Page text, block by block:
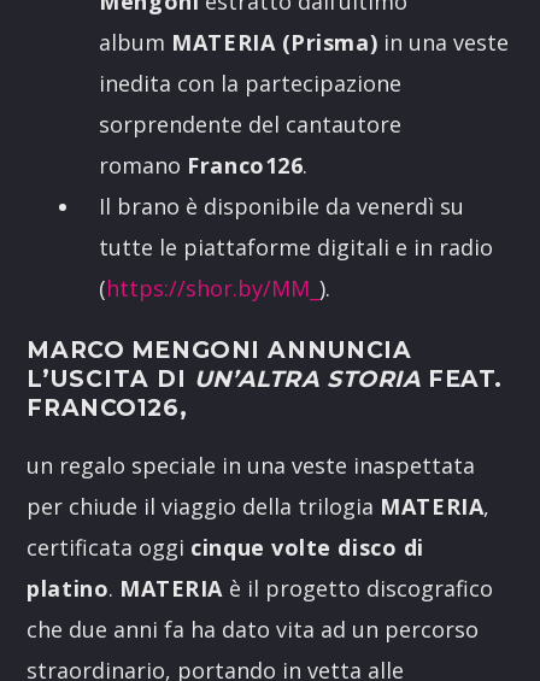
album MATERIA (Prisma) in una veste
inedita con la partecipazione
sorprendente del cantautore
romano Franco126.
Il brano è disponibile da venerdì su
tutte le piattaforme digitali e in radio
(https://shor.by/MM_).
MARCO MENGONI ANNUNCIA
L’USCITA DI UN’ALTRA STORIA FEAT.
FRANCO126,
un regalo speciale in una veste inaspettata
per chiude il viaggio della trilogia MATERIA,
certificata oggi cinque volte disco di
platino. MATERIA è il progetto discografico
che due anni fa ha dato vita ad un percorso
straordinario, portando in vetta alle